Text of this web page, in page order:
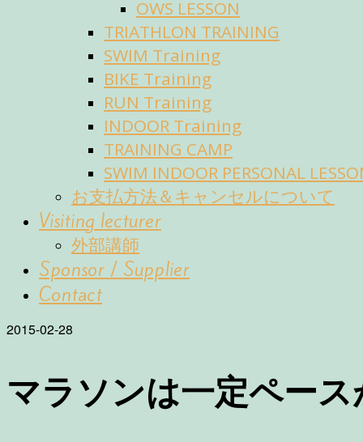
OWS LESSON
TRIATHLON TRAINING
SWIM Training
BIKE Training
RUN Training
INDOOR Training
TRAINING CAMP
SWIM INDOOR PERSONAL
お支払方法＆キャンセルについて
Visiting lecturer
外部講師
Sponsor / Supplier
Contact
2015-02-28
マラソンは一定ペー